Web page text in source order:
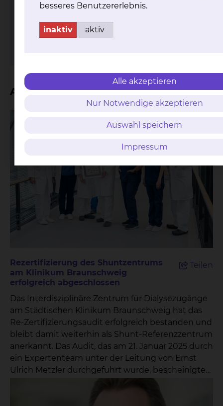
Fichtengrund 1, 38126 Braunschweig
Tel.:+49 531 595 2381
Aktuelles
Rezertifizierung des Shuntzentrums
am Klinikum Braunschweig
erfolgreich abgeschlossen
Teilen
Das Interdisziplinäre Zentrum für Dialysezugänge
am Städtischen Klinikum Braunschweig hat das
Re-Zertifizierungsaudit erfolgreich bestanden und
bleibt damit weiterhin als Shunt-Referenzzentrum
anerkannt. Das Audit, das am 21. Januar 2025 durch
ein Expertenteam unter der Leitung von Ernst
Ulrich Metzler durchgeführt wurde, bescheinigte
Versorgungsqualität sowie eine vorbildliche
besseres Benutzererlebnis.
inaktiv aktiv
Alle akzeptieren
Nur Notwendige akzeptieren
Auswahl speichern
Impressum